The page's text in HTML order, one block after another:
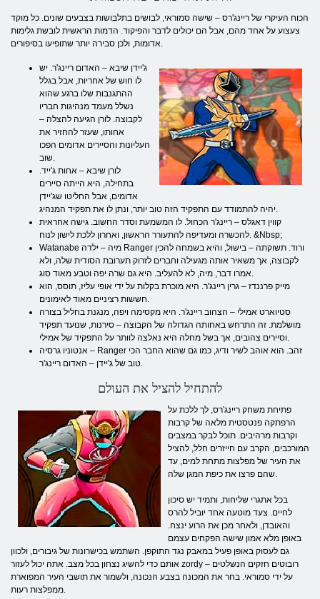
הכוח העיקרי של ריינג'רס – שישה סמוראי, לבושים בתלבושות בצבעים שונים. כל מוקד
צעצוע על אחד מהם, אבל הם יכולים לדבר והפיקוד. הדמות הראשית לובשת גלימות
אדומות, ולכן סבירה יותר שתופיעו בסיפורים.
ג'יידן שיבא – האדום ריינג'ר. יש
לו חוש של אחריות, אבל בגלל
ההתגנבות שלו ברגע שהוא
נשלל מעמד מנהיגות חבריו
לקבוצה. לורן הגיעה להצלה –
אחותו, שעזר להחזיר את
העליונות והסיירים אדומים הפכו
שוב.
לורן שיבא – אחות ג'ייד.
בתחילה, היא הייתה סיירים
אדומים, אבל החליטו שג'יידן
יהיה להתמודד עם התפקיד הזה טוב יותר, ונתן לו את תפקיד המנהיג.
קווין דאגלס – ריינג'ר הכחול. לו המשמעת וסדר החשוב. גישה אחראית
להכשרה ומעדיפה להתעורר הראשון, ואחרון ללכת לישון לנוח. &Nbsp;
Watanabe מיה – ילדה Ranger ורוד. תשוקתה – בישול, והיא בשמחה להכין
לקבוצה, אך משאיר אותה מגעילה וחברים לזרוק תערובת הסודית שלה, ולא
אמרו דבר, מיה, לא להעליב. היא גם שרה יפה וטבע מאוד סוג.
מייק פרננדז – גרין ריינג'ר. היא מוכרת בקלות על ידי אופי עליז, תוסס, הוא
חששות רציניים מאוד לאימונים.
סטיוארט אמילי – הצהוב ריינג'ר. היא מקסימה ויפה, מנגנת בחליל בצורה
מושלמת. זה התרחש באחותה הגדולה של הקבוצה – סירנות, שנועד תפקיד
וסיירים צהובים, אך בשל מחלה היא נאלצה לוותר על התפקיד של אמילי.
אנטוניו גרסיה – Ranger זהב. הוא אוהב לשיר ודיג, כמו גם שהוא החבר הכי
טוב של ג'יידן – האדום ריינג'ר.
להתחיל להציל את העולם
פתיחת משחק ריינג'רס, לך ללכת על
הרפתקה פנטסטית מלאה של קרבות
וקרבות מרהיבים. תוכל לבקר במצבים
המורכבים, הקרב עם חייזרים חלל, להציל
את העיר של מפלצות מתחת למים, עד
שהם פרצו את כיפת המגן שלה.
בכל אתגרי שליחות, ותמיד יש סיכון
לחיים. צעד מוטעה אחד יוביל להרס
והאובדן, ולאחר מכן את הרוע ינצח.
באופן מלא אמון שישה הפקחים עצמם
גם לעסוק באופן פעיל במאבק נגד התוקפן. השתמש בכישרונות של גיבורים, ולכוון
אותם כדי להשיג נצחון בכל מצב. אתה יכול לעזור zordy – רובוטים חזקים הנשלטים
על ידי סמוראי. בחר את המכונה בצבע הנכונה, ולשמור את תושבי העיר המפוארת
ממפלצות רעות.